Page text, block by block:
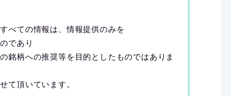
べての情報は、情報提供のみを
であり
銘柄への推奨等を目的としたものではありま
て頂いています。